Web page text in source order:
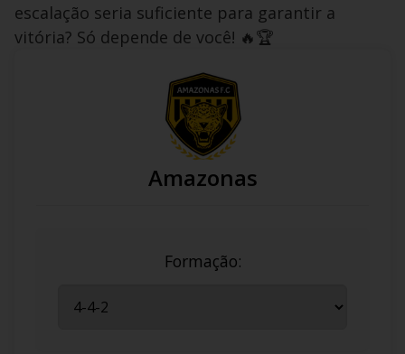
escalação seria suficiente para garantir a
vitória? Só depende de você! 🔥🏆
Amazonas
Formação: